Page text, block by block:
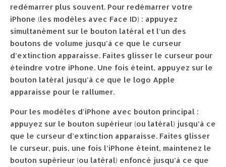
redémarrer plus souvent. Pour redémarrer votre
iPhone (les modèles avec Face ID) : appuyez
simultanément sur le bouton latéral et l’un des
boutons de volume jusqu’à ce que le curseur
d’extinction apparaisse. Faites glisser le curseur pour
éteindre votre iPhone. Une fois éteint, appuyez sur le
bouton latéral jusqu’à ce que le logo Apple
apparaisse pour le rallumer.
Pour les modèles d’iPhone avec bouton principal :
appuyez sur le bouton supérieur (ou latéral) jusqu’à ce
que le curseur d’extinction apparaisse. Faites glisser
le curseur, puis, une fois l’iPhone éteint, maintenez le
bouton supérieur (ou latéral) enfoncé jusqu’à ce que